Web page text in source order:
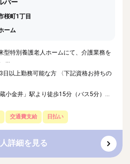
パー
桜町1丁目
ーム
型特別養護老人ホームにて、介護業務を
以上勤務可能な方 〈下記資格お持ちの
小金井」駅より徒歩15分（バス5分）...
交通費支給 日払い
詳細を見る